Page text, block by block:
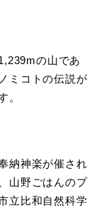
の山であ
ミコトの伝説が
。
納神楽が催され
山野ごはんのプ
立比和自然科学